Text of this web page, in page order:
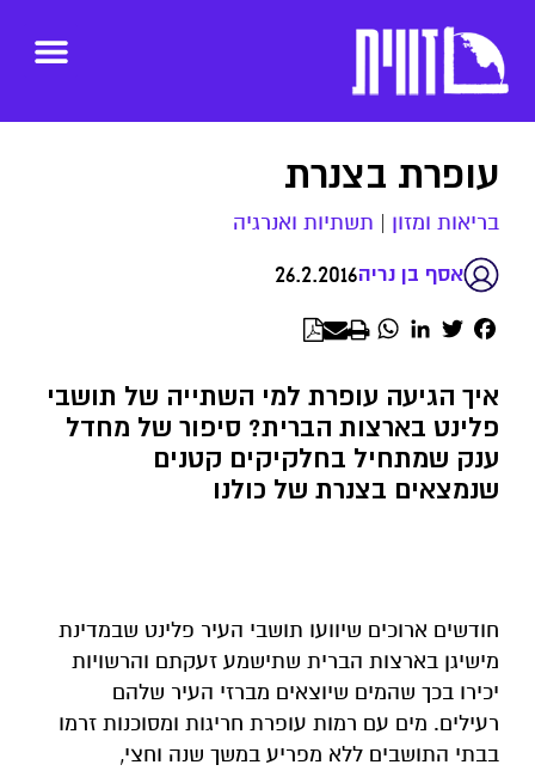
עופרת בצנרת
בריאות ומזון | תשתיות ואנרגיה
אסף בן נריה26.2.2016
Facebook
Twitter
LinkedIn
WhatsApp
איך הגיעה עופרת למי השתייה של תושבי
פלינט בארצות הברית? סיפור של מחדל
ענק שמתחיל בחלקיקים קטנים
שנמצאים בצנרת של כולנו
חודשים ארוכים שיוועו תושבי העיר פלינט שבמדינת
מישיגן בארצות הברית שתישמע זעקתם והרשויות
יכירו בכך שהמים שיוצאים מברזי העיר שלהם
רעילים. מים עם רמות עופרת חריגות ומסוכנות זרמו
בבתי התושבים ללא מפריע במשך שנה וחצי,